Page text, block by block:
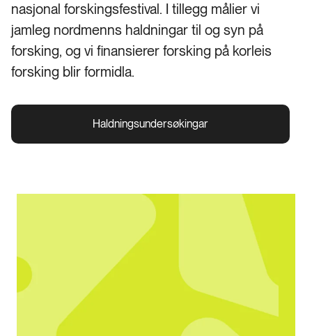
nasjonal forskingsfestival. I tillegg målier vi
jamleg nordmenns haldningar til og syn på
forsking, og vi finansierer forsking på korleis
forsking blir formidla.
Haldningsundersøkingar